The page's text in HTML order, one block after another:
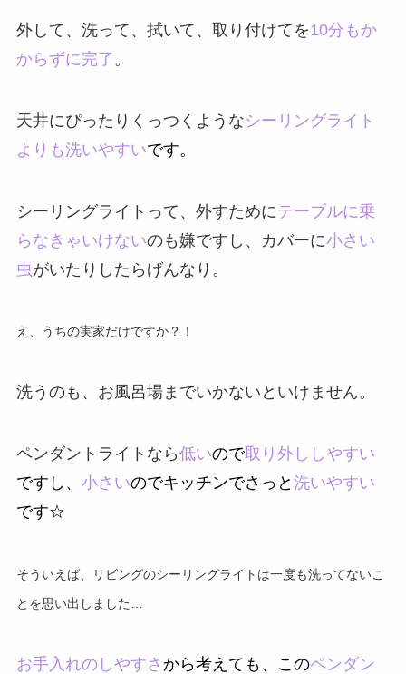
外して、洗って、拭いて、取り付けてを10分もか
からずに完了 。
天井にぴったりくっつくようなシーリングライト
よりも洗いやすいです。
シーリングライトって、外すためにテーブルに乗
らなきゃいけないのも嫌ですし、カバーに小さい
虫がいたりしたらげんなり。
え、うちの実家だけですか？！
洗うのも、お風呂場までいかないといけません。
ペンダントライトなら低いので取り外ししやすい
ですし、 小さいのでキッチンでさっと 洗いやすい
です☆
そういえば、リビングのシーリングライトは一度も洗ってないこ
とを思い出しました…
お手入れのしやすさ から考えても、このペンダン